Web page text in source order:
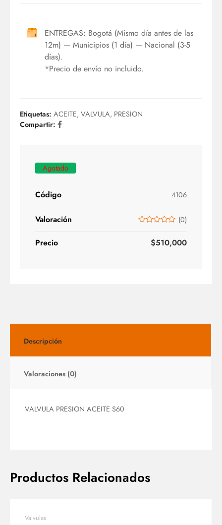
ENTREGAS: Bogotá (Mismo día antes de las
12m) — Municipios (1 día) — Nacional (3-5
días).
*Precio de envío no incluido.
Etiquetas: ACEITE, VALVULA, PRESION
Compartir:
Agotado
Código 4106
Valoración (0)
Precio $510,000
Descripción
Valoraciones (0)
VALVULA PRESION ACEITE S60
Productos Relacionados
Valvulas